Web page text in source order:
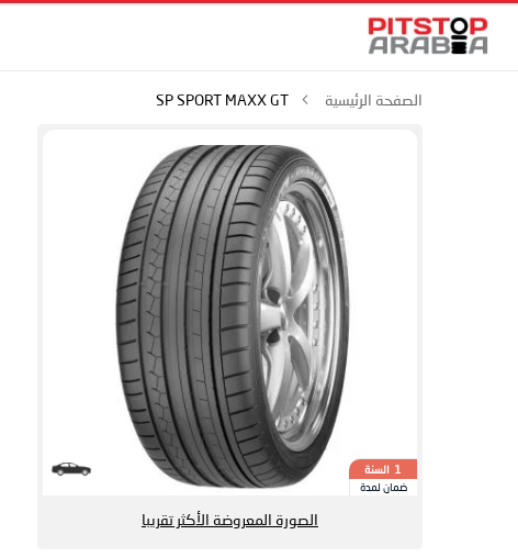
الصفحة الرئيسية SP SPORT MAXX GT
1 السنة
ضمان لمدة
الصورة المعروضة الأكثر تقريبا